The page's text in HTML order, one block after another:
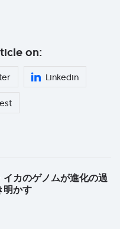
on:
Linkedin
イカのゲノムが進化の過
明かす